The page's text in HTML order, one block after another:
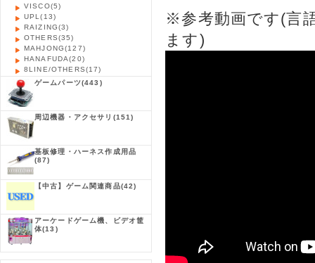
VISCO(5)
UPL(13)
RAIZING(3)
OTHERS(35)
MAHJONG(127)
HANAFUDA(20)
8LINE/OTHERS(17)
ゲームパーツ(443)
周辺機器・アクセサリ (151)
基板修理・ハーネス作成用品
(87)
【中古】ゲーム関連商品(42)
アーケードゲーム機、ビデオ筐
体(13)
※参考動画です(言
ます)